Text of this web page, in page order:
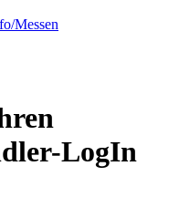
Messen
LogIn